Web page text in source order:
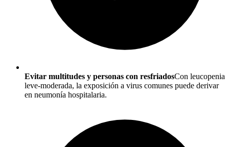
Evitar multitudes y personas con resfriadosCon leucopenia
leve-moderada, la exposición a virus comunes puede derivar
en neumonía hospitalaria.